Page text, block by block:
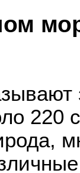
220